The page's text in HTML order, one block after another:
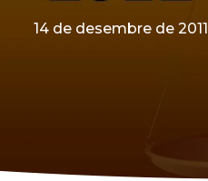
14 de desembre de 2011